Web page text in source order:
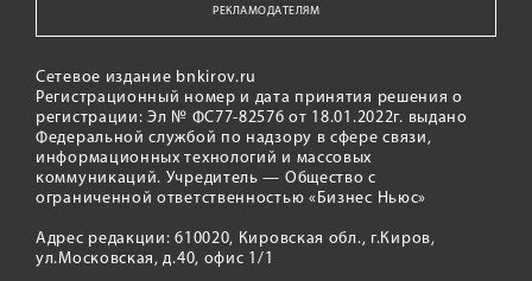
РЕКЛАМОДАТЕЛЯМ
Сетевое издание bnkirov.ru
Регистрационный номер и дата принятия решения о
регистрации: Эл № ФС77-82576 от 18.01.2022г. выдано
Федеральной службой по надзору в сфере связи,
информационных технологий и массовых
коммуникаций. Учредитель — Общество с
ограниченной ответственностью «Бизнес Ньюс»
Адрес редакции: 610020, Кировская обл., г.Киров,
ул.Московская, д.40, офис 1/1